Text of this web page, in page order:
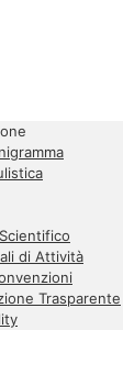
di Attività
Trasparente